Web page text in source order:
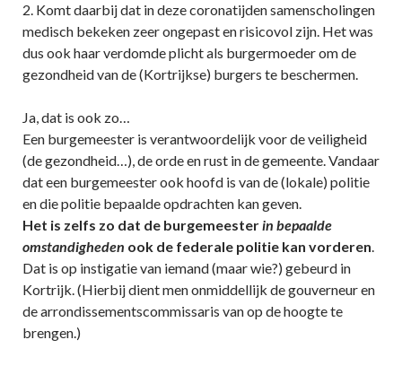
2. Komt daarbij dat in deze coronatijden samenscholingen
medisch bekeken zeer ongepast en risicovol zijn. Het was
dus ook haar verdomde plicht als burgermoeder om de
gezondheid van de (Kortrijkse) burgers te beschermen.
Ja, dat is ook zo…
Een burgemeester is verantwoordelijk voor de veiligheid
(de gezondheid…), de orde en rust in de gemeente. Vandaar
dat een burgemeester ook hoofd is van de (lokale) politie
en die politie bepaalde opdrachten kan geven.
Het is zelfs zo dat de burgemeesterin bepaalde
omstandigheden ook de federale politie kan vorderen.
Dat is op instigatie van iemand (maar wie?) gebeurd in
Kortrijk. (Hierbij dient men onmiddellijk de gouverneur en
de arrondissementscommissaris van op de hoogte te
brengen.)